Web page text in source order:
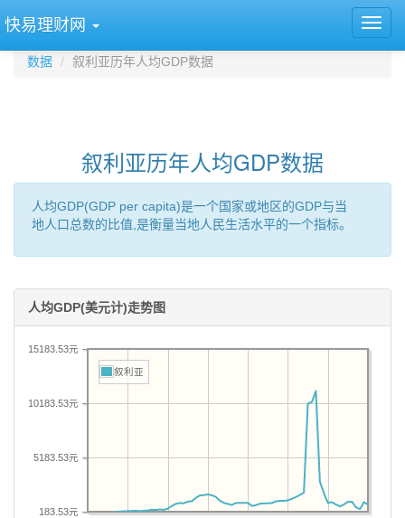
快易理财网
数据 叙利亚历年人均GDP数据
叙利亚历年人均GDP数据
人均GDP(GDP per capita)是一个国家或地区的GDP与当
地人口总数的比值,是衡量当地人民生活水平的一个指标。
人均GDP(美元计)走势图
183.53元
5183.53元
10183.53元
15183.53元
叙利亚